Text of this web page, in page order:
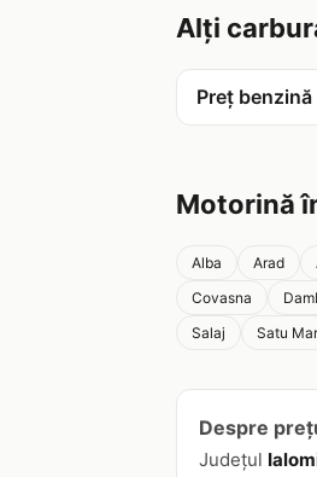
Alți
Preț
Motorină
Alba Arad
Covasna
Salaj
Satu
Despre
Județul